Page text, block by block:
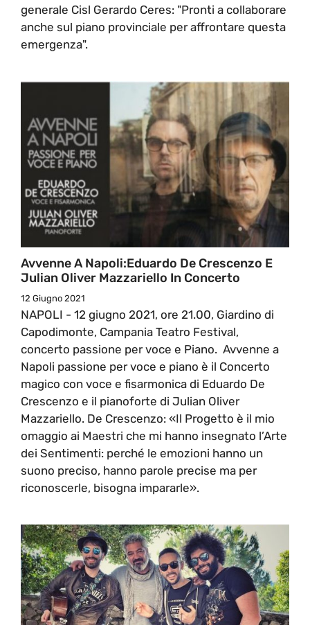
generale Cisl Gerardo Ceres: "Pronti a collaborare
anche sul piano provinciale per affrontare questa
emergenza".
Avvenne A Napoli:Eduardo De Crescenzo E
Julian Oliver Mazzariello In Concerto
12 Giugno 2021
NAPOLI - 12 giugno 2021, ore 21.00, Giardino di
Capodimonte, Campania Teatro Festival,
concerto passione per voce e Piano. Avvenne a
Napoli passione per voce e piano è il Concerto
magico con voce e fisarmonica di Eduardo De
Crescenzo e il pianoforte di Julian Oliver
Mazzariello. De Crescenzo: «Il Progetto è il mio
omaggio ai Maestri che mi hanno insegnato l’Arte
dei Sentimenti: perché le emozioni hanno un
suono preciso, hanno parole precise ma per
riconoscerle, bisogna impararle».